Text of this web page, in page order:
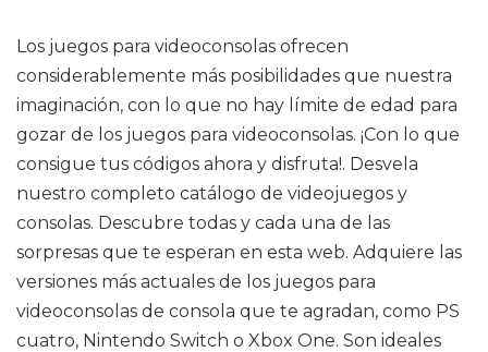
Los juegos para videoconsolas ofrecen
considerablemente más posibilidades que nuestra
imaginación, con lo que no hay límite de edad para
gozar de los juegos para videoconsolas. ¡Con lo que
consigue tus códigos ahora y disfruta!. Desvela
nuestro completo catálogo de videojuegos y
consolas. Descubre todas y cada una de las
sorpresas que te esperan en esta web. Adquiere las
versiones más actuales de los juegos para
videoconsolas de consola que te agradan, como PS
cuatro, Nintendo Switch o Xbox One. Son ideales